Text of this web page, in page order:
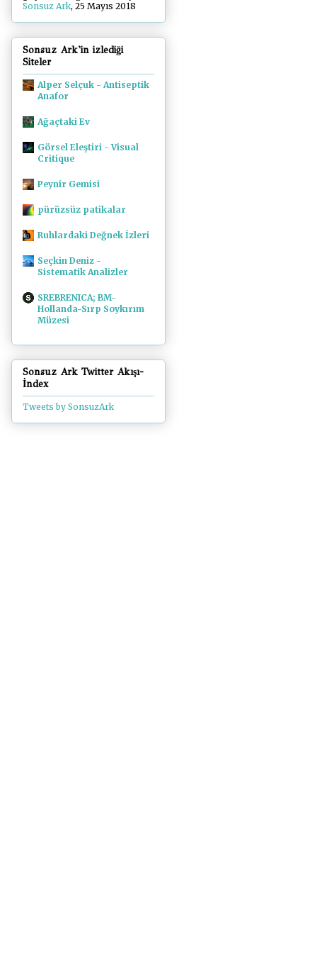
Sonsuz Ark, 25 Mayıs 2018
Sonsuz Ark'in izlediği
Siteler
Alper Selçuk - Antiseptik
Anafor
Ağaçtaki Ev
Görsel Eleştiri - Visual
Critique
Peynir Gemisi
pürüzsüz patikalar
Ruhlardaki Değnek İzleri
Seçkin Deniz -
Sistematik Analizler
SREBRENICA; BM-
Hollanda-Sırp Soykırım
Müzesi
Sonsuz Ark Twitter Akışı-
İndex
Tweets by SonsuzArk